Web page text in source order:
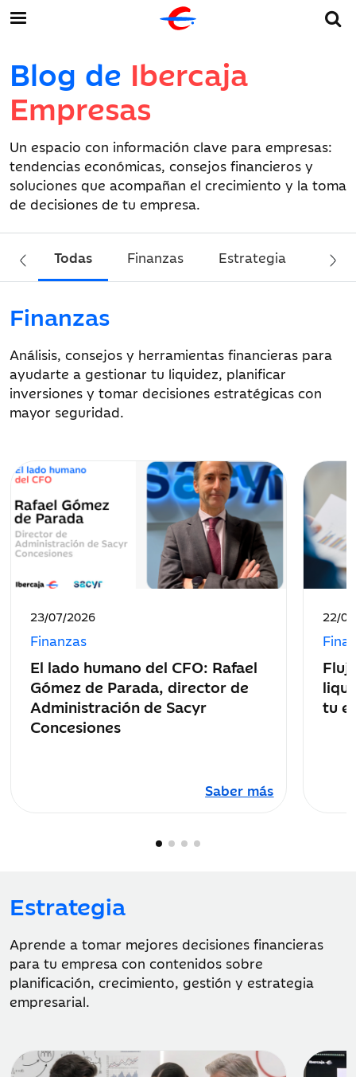
Blog de Ibercaja
Empresas
Un espacio con información clave para empresas:
tendencias económicas, consejos financieros y
soluciones que acompañan el crecimiento y la toma
de decisiones de tu empresa.
Todas Finanzas Estrategia
Finanzas
Análisis, consejos y herramientas financieras para
ayudarte a gestionar tu liquidez, planificar
inversiones y tomar decisiones estratégicas con
mayor seguridad.
Fecha
de
publicación:
23/07/2026
Finanzas
El lado humano del CFO: Rafael
Gómez de Parada, director de
Administración de Sacyr
Concesiones
Saber más
Fecha
de
22/
tu
Estrategia
Aprende a tomar mejores decisiones financieras
para tu empresa con contenidos sobre
planificación, crecimiento, gestión y estrategia
empresarial.